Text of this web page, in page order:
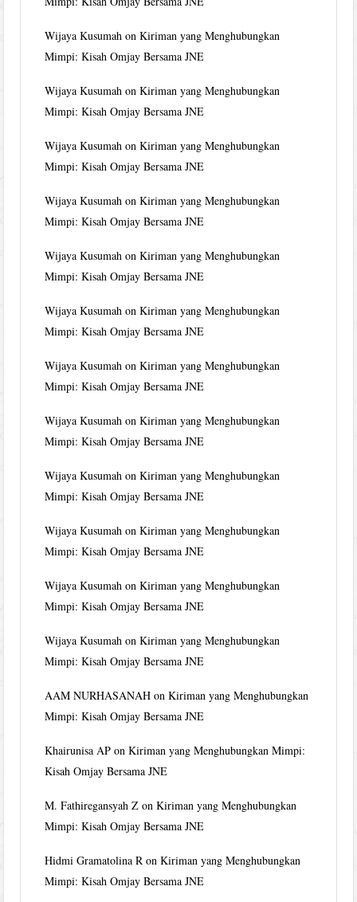
Wijaya Kusumah onKiriman yang Menghubungkan
Mimpi: Kisah Omjay Bersama JNE
Wijaya Kusumah onKiriman yang Menghubungkan
Mimpi: Kisah Omjay Bersama JNE
Wijaya Kusumah onKiriman yang Menghubungkan
Mimpi: Kisah Omjay Bersama JNE
Wijaya Kusumah onKiriman yang Menghubungkan
Mimpi: Kisah Omjay Bersama JNE
Wijaya Kusumah onKiriman yang Menghubungkan
Mimpi: Kisah Omjay Bersama JNE
Wijaya Kusumah onKiriman yang Menghubungkan
Mimpi: Kisah Omjay Bersama JNE
Wijaya Kusumah onKiriman yang Menghubungkan
Mimpi: Kisah Omjay Bersama JNE
Wijaya Kusumah onKiriman yang Menghubungkan
Mimpi: Kisah Omjay Bersama JNE
Wijaya Kusumah onKiriman yang Menghubungkan
Mimpi: Kisah Omjay Bersama JNE
Wijaya Kusumah onKiriman yang Menghubungkan
Mimpi: Kisah Omjay Bersama JNE
Wijaya Kusumah onKiriman yang Menghubungkan
Mimpi: Kisah Omjay Bersama JNE
Wijaya Kusumah onKiriman yang Menghubungkan
Mimpi: Kisah Omjay Bersama JNE
AAM NURHASANAH onKiriman yang Menghubungkan
Mimpi: Kisah Omjay Bersama JNE
Khairunisa AP onKiriman yang Menghubungkan Mimpi:
Kisah Omjay Bersama JNE
M. Fathiregansyah Z onKiriman yang Menghubungkan
Mimpi: Kisah Omjay Bersama JNE
Hidmi Gramatolina R onKiriman yang Menghubungkan
Mimpi: Kisah Omjay Bersama JNE